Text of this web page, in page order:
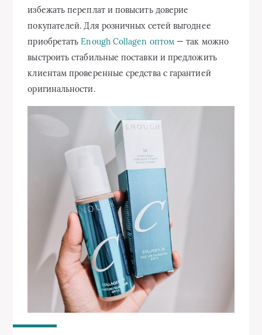
избежать переплат и повысить доверие
покупателей. Для розничных сетей выгоднее
приобретатьEnough Collagen оптом — так можно
выстроить стабильные поставки и предложить
клиентам проверенные средства с гарантией
оригинальности.